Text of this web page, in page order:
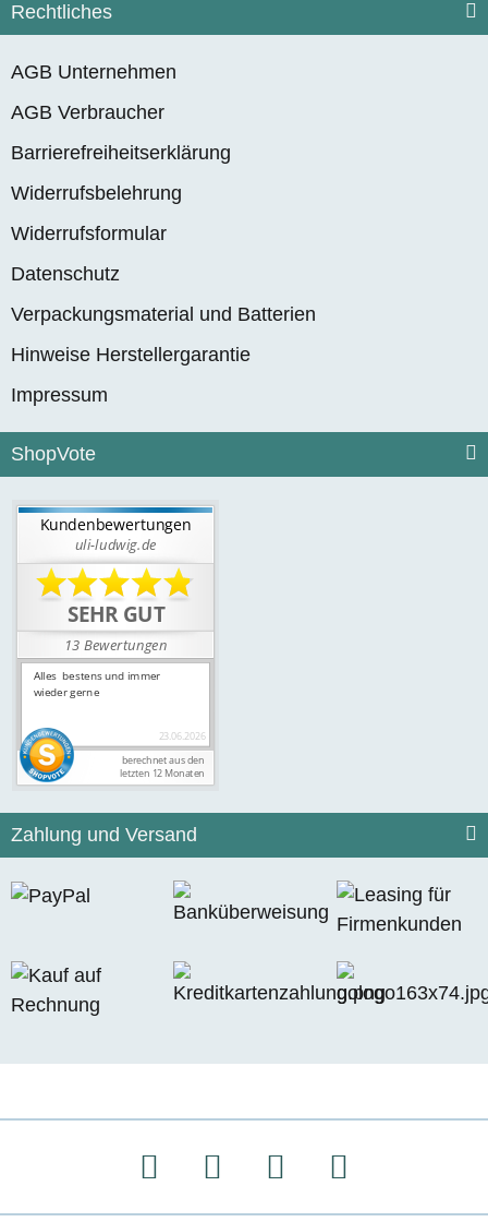
Rechtliches
AGB Unternehmen
AGB Verbraucher
Barrierefreiheitserklärung
Widerrufsbelehrung
Widerrufsformular
Datenschutz
Verpackungsmaterial und Batterien
Hinweise Herstellergarantie
Impressum
ShopVote
Zahlung und Versand